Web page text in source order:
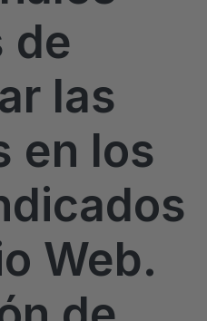
de
las
en los
Web.